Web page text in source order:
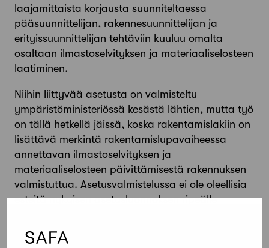
laajamittaista korjausta suunniteltaessa
pääsuunnittelijan, rakennesuunnittelijan ja
erityissuunnittelijan tehtäviin kuuluu omalta
osaltaan ilmastoselvityksen ja materiaaliselosteen
laatiminen.
Niihin liittyvää asetusta on valmisteltu
ympäristöministeriössä kesästä lähtien, mutta työ
on tällä hetkellä jäissä, koska rakentamislakiin on
lisättävä merkintä rakentamislupavaiheessa
annettavan ilmastoselvityksen ja
materiaaliselosteen päivittämisestä rakennuksen
valmistuttua. Asetusvalmistelussa ei ole oleellisia
esteitä nykyisen asetusluonnoksen ripeälle
todetaan.